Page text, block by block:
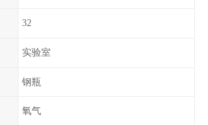
32
实验室
钢瓶
氧气